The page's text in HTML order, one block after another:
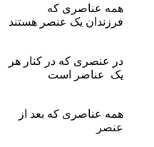
همه عناصری که
فرزندان یک عنصر هستند
در عنصری که در کنار هر
یک عناصر است
همه عناصری که بعد از
عنصر